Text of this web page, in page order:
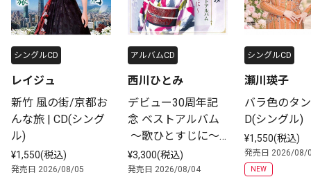
シングルCD
レイジュ
新竹 風の街/京都お
んな旅 | CD(シング
ル)
¥1,550(税込)
発売日 2026/08/05
アルバムCD
西川ひとみ
デビュー30周年記
念 ベストアルバム
～歌ひとすじに～ |
デビュー30周年記
念 | CD(アルバム)
¥3,300(税込)
発売日 2026/08/04
シングルCD
瀬川瑛子
バラ色のタ
D(シングル)
¥1,550(税込)
発売日 2026/08/
NEW